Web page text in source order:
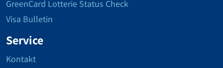
GreenCard Lotterie Status Check
Visa Bulletin
Service
Kontakt